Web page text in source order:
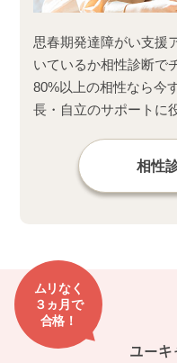
思春期発達障がい支援
いているか相性診断で
80%以上の相性なら今
長・自立のサポートに
相性
ムリなく
３ヵ月で
合格！
ユー